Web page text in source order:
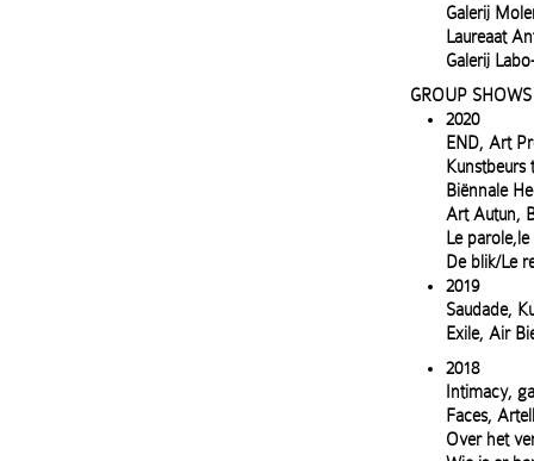
Galerij
Laureaat
Galerij
GROUP
2020
END, Art
Biënnale
Art Autun,
Le
De blik/Le
2019
Saudade,
Exile, Air
2018
Intimacy,
Faces,
Over het